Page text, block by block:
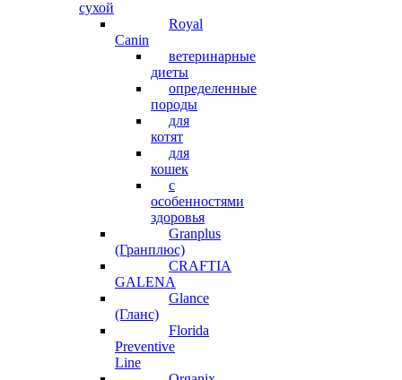
сухой
Royal
Canin
ветеринарные
диеты
определенные
породы
для
котят
для
кошек
с
особенностями
здоровья
Granplus
(Гранплюс)
CRAFTIA
GALENA
Glance
(Гланс)
Florida
Preventive
Line